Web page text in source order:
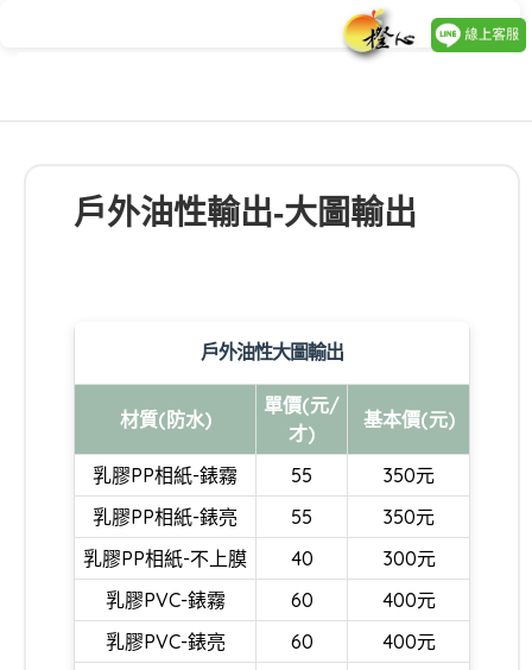
戶外油性輸出-大圖輸出
戶外油性大圖輸出
材質(防水)
單價(元/
才)
基本價(元)
乳膠PP相紙-錶霧 55
350元
乳膠PP相紙-錶亮
55
350元
乳膠PP相紙-不上膜
40
300元
乳膠PVC-錶霧
60
400元
乳膠PVC-錶亮
60
400元